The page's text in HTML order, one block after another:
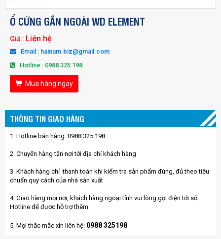
Ổ CỨNG GẮN NGOÀI WD ELEMENT
Giá : Liên hệ
Email : hainam.biz@gmail.com
Hotline : 0988 325 198
Mua hàng ngay
THÔNG TIN GIAO HÀNG
1. Hotline bán hàng: 0988 325 198
2. Chuyển hàng tận nơi tới địa chỉ khách hàng
3. Khách hàng chỉ thanh toán khi kiểm tra sản phẩm đúng, đủ theo tiêu
chuẩn quy cách của nhà sản xuất
4. Giao hàng mọi nơi, khách hàng ngoại tỉnh vui lòng gọi điện tới số
Hotline để được hỗ trợ thêm
5. Mọi thắc mắc xin liên hệ: 0988 325198